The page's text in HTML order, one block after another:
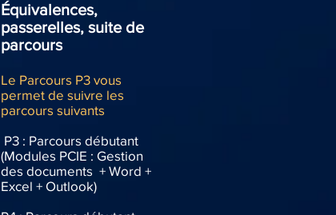
Équivalences,
passerelles, suite de
parcours
Le Parcours P3 vous
permet de suivre les
parcours suivants
P3 : Parcours débutant
(Modules PCIE : Gestion
des documents + Word +
Excel + Outlook)